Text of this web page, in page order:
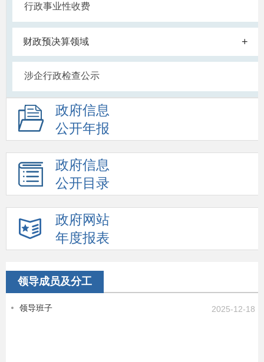
行政事业性收费
财政预决算领域 +
涉企行政检查公示
政府信息
公开年报
政府信息
公开目录
政府网站
年度报表
领导成员及分工
领导班子 2025-12-18